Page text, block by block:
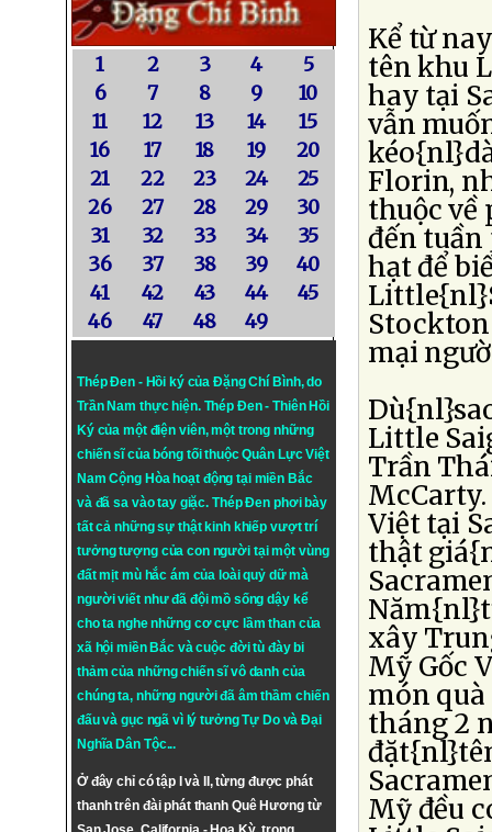
1 2 3 4
5
6
7 8 9
10
11
12 13 14
15
16
17 18 19
20
21
22 23 24
25
26
27 28 29
30
31
32 33 34
35
36
37 38 39
40
41
42 43 44
45
46
47 48 49
Thép Đen - Hồi ký của Đặng Chí Bình, do
Trần Nam thực hiện. Thép Đen- Thiên Hồi
Ký của một điện viên, một trong những
chiến sĩ của bóng tối thuộc Quân Lực Việt
Nam Cộng Hòa hoạt động tại miền Bắc
và đã sa vào tay giặc. Thép Đen phơi bày
tất cả những sự thật kinh khiếp vượt trí
tưởng tượng của con người tại một vùng
đất mịt mù hắc ám của loài quỷ dữ mà
người viết như đã đội mồ sống dậy kể
cho ta nghe những cơ cực lầm than của
xã hội miền Bắc và cuộc đời tù đày bi
thảm của những chiến sĩ vô danh của
chúng ta, những người đã âm thầm chiến
đấu và gục ngã vì lý tưởngTự DovàĐại
Nghĩa Dân Tộc...
Ở đây chỉ có tập I và II, từng được phát
thanh trên đài phát thanh Quê Hương từ
Kể từ
tên khu
hay tại
vẫn
Florin,
thuộc về
đến
hạt để
mại
Little
Trần
Việt tại
thật
xây
Mỹ Gốc
món
tháng 2
Mỹ đều